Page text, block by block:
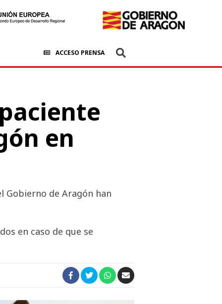
ACCESO PRENSA
en
Gobierno de Aragón han
en caso de que se